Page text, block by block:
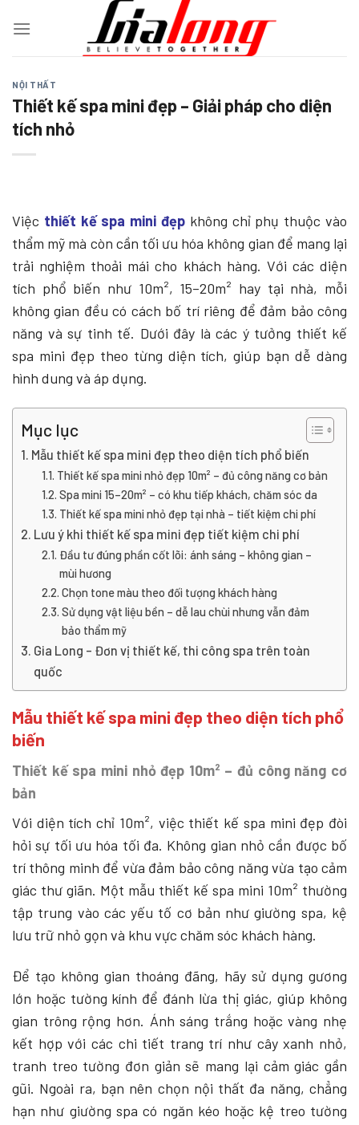
đến
NỘI THẤT
Thiết kế spa mini đẹp – Giải pháp cho diện
tích nhỏ
Việc thiết kế spa mini đẹp không chỉ phụ thuộc vào
thẩm mỹ mà còn cần tối ưu hóa không gian để mang lại
trải nghiệm thoải mái cho khách hàng. Với các diện
tích phổ biến như 10m², 15–20m² hay tại nhà, mỗi
không gian đều có cách bố trí riêng để đảm bảo công
năng và sự tinh tế. Dưới đây là các ý tưởng thiết kế
spa mini đẹp theo từng diện tích, giúp bạn dễ dàng
hình dung và áp dụng.
Mục lục
Mẫu thiết kế spa mini đẹp theo diện tích phổ biến
Thiết kế spa mini nhỏ đẹp 10m² – đủ công năng cơ bản
Spa mini 15–20m² – có khu tiếp khách, chăm sóc da
Thiết kế spa mini nhỏ đẹp tại nhà – tiết kiệm chi phí
Lưu ý khi thiết kế spa mini đẹp tiết kiệm chi phí
Đầu tư đúng phần cốt lõi: ánh sáng – không gian –
mùi hương
Chọn tone màu theo đối tượng khách hàng
Sử dụng vật liệu bền – dễ lau chùi nhưng vẫn đảm
bảo thẩm mỹ
Gia Long – Đơn vị thiết kế, thi công spa trên toàn
quốc
Mẫu thiết kế spa mini đẹp theo diện tích phổ
biến
Thiết kế spa mini nhỏ đẹp 10m² – đủ công năng cơ
bản
Với diện tích chỉ 10m², việc thiết kế spa mini đẹp đòi
hỏi sự tối ưu hóa tối đa. Không gian nhỏ cần được bố
trí thông minh để vừa đảm bảo công năng vừa tạo cảm
giác thư giãn. Một mẫu thiết kế spa mini 10m² thường
tập trung vào các yếu tố cơ bản như giường spa, kệ
lưu trữ nhỏ gọn và khu vực chăm sóc khách hàng.
Để tạo không gian thoáng đãng, hãy sử dụng gương
lớn hoặc tường kính để đánh lừa thị giác, giúp không
gian trông rộng hơn. Ánh sáng trắng hoặc vàng nhẹ
kết hợp với các chi tiết trang trí như cây xanh nhỏ,
tranh treo tường đơn giản sẽ mang lại cảm giác gần
gũi. Ngoài ra, bạn nên chọn nội thất đa năng, chẳng
hạn như giường spa có ngăn kéo hoặc kệ treo tường